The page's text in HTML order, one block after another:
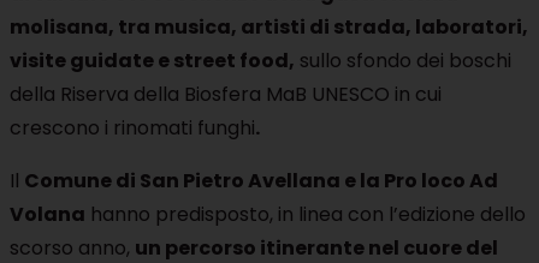
molisana, tra musica, artisti di strada, laboratori,
visite guidate e street food, sullo sfondo dei boschi
della Riserva della Biosfera MaB UNESCO in cui
crescono i rinomati funghi.
Il Comune di San Pietro Avellana e la Pro loco Ad
Volana hanno predisposto, in linea con l’edizione dello
scorso anno, un percorso itinerante nel cuore del